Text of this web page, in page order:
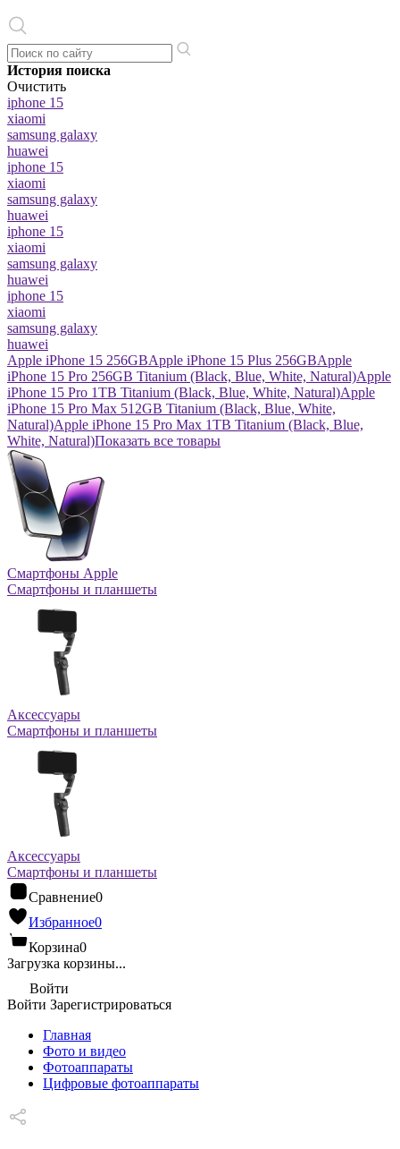
История поиска
Очистить
iphone 15
xiaomi
samsung galaxy
huawei
iphone 15
xiaomi
samsung galaxy
huawei
iphone 15
xiaomi
samsung galaxy
huawei
iphone 15
xiaomi
samsung galaxy
huawei
Apple iPhone 15 256GBApple iPhone 15 Plus 256GBApple
iPhone 15 Pro 256GB Titanium (Black, Blue, White, Natural)Apple
iPhone 15 Pro 1TB Titanium (Black, Blue, White, Natural)Apple
iPhone 15 Pro Max 512GB Titanium (Black, Blue, White,
Natural)Apple iPhone 15 Pro Max 1TB Titanium (Black, Blue,
White, Natural)Показать все товары
Смартфоны Apple
Смартфоны и планшеты
Аксессуары
Смартфоны и планшеты
Аксессуары
Смартфоны и планшеты
Сравнение0
Избранное0
Корзина0
Загрузка корзины...
Войти
Войти Зарегистрироваться
Главная
Фото и видео
Фотоаппараты
Цифровые фотоаппараты